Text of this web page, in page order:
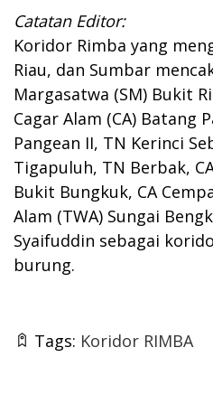
Catatan Editor:
Koridor Rimba yang
Riau, dan Sumbar
Margasatwa (SM) Bukit
Cagar Alam (CA) Batang
Pangean II, TN Kerinci
Tigapuluh, TN Berbak,
Bukit Bungkuk, CA
Alam (TWA) Sungai
Syaifuddin sebagai
burung.
Tags: Koridor RIMBA